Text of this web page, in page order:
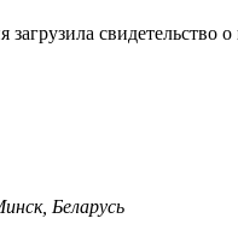
загрузила
Беларусь